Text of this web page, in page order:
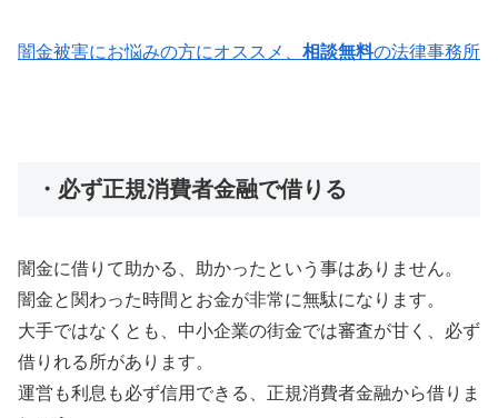
闇金被害にお悩みの方にオススメ、 相談無料の法律事務所
・必ず正規消費者金融で借りる
闇金に借りて助かる、助かったという事はありません。
闇金と関わった時間とお金が非常に無駄になります。
大手ではなくとも、中小企業の街金では審査が甘く、必ず
借りれる所があります。
運営も利息も必ず信用できる、正規消費者金融から借りま